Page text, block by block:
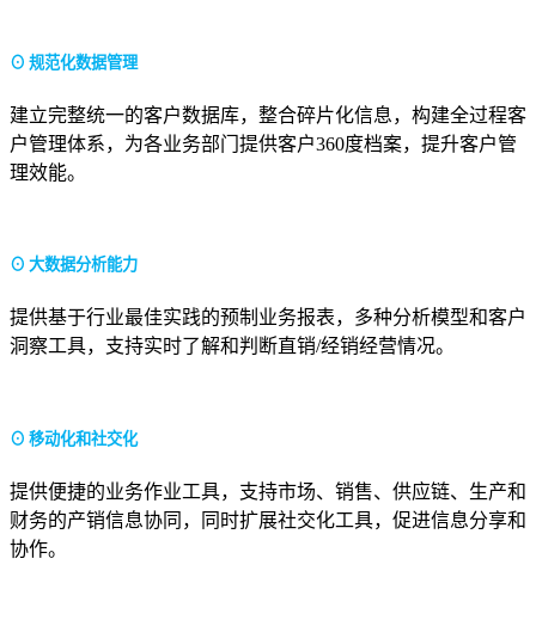
⊙ 规范化数据管理
建立完整统一的客户数据库，整合碎片化信息，构建全过程客
户管理体系，为各业务部门提供客户360度档案，提升客户管
理效能。
⊙ 大数据分析能力
提供基于行业最佳实践的预制业务报表，多种分析模型和客户
洞察工具，支持实时了解和判断直销/经销经营情况。
⊙ 移动化和社交化
提供便捷的业务作业工具，支持市场、销售、供应链、生产和
财务的产销信息协同，同时扩展社交化工具，促进信息分享和
协作。